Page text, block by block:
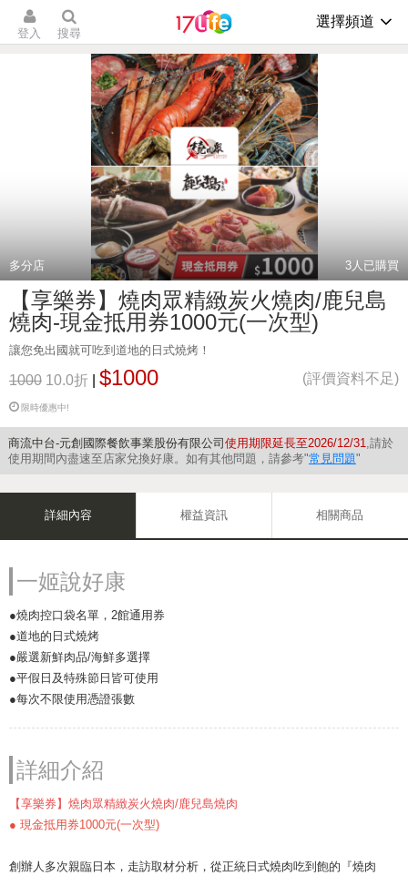
登入 搜尋
選擇頻道
多分店 3人已購買
【享樂券】燒肉眾精緻炭火燒肉/鹿兒島
燒肉-現金抵用券1000元(一次型)
讓您免出國就可吃到道地的日式燒烤！
1000 10.0折 $1000 (評價資料不足)
限時優惠中!
商流中台-元創國際餐飲事業股份有限公司 使用期限延長至2026/12/31,請於
使用期間內盡速至店家兌換好康。如有其他問題，請參考"常見問題"
詳細內容 權益資訊 相關商品
一姬說好康
●燒肉控口袋名單，2館通用券
●道地的日式燒烤
●嚴選新鮮肉品/海鮮多選擇
●平假日及特殊節日皆可使用
●每次不限使用憑證張數
詳細介紹
【享樂券】燒肉眾精緻炭火燒肉/鹿兒島燒肉
● 現金抵用券1000元(一次型)
創辦人多次親臨日本，走訪取材分析，從正統日式燒肉吃到飽的『燒肉